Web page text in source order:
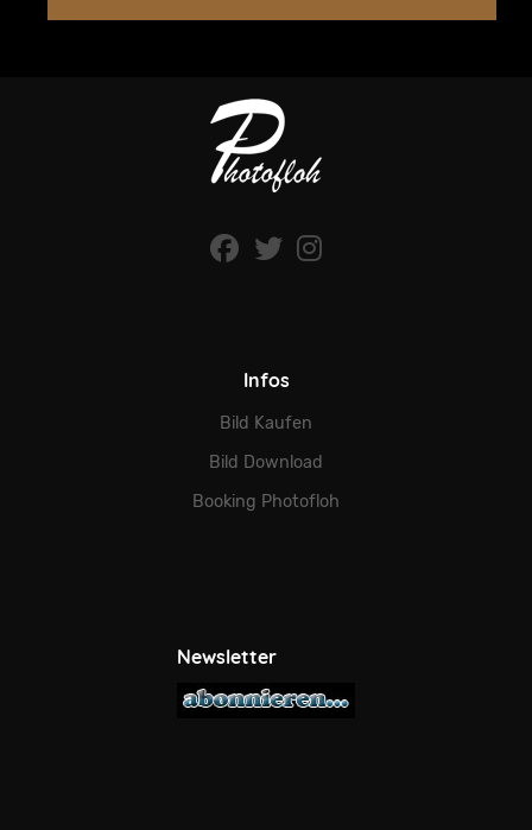
Infos
Bild Kaufen
Bild Download
Booking Photofloh
Newsletter